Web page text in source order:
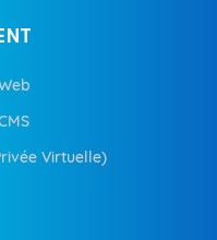
Virtuelle)